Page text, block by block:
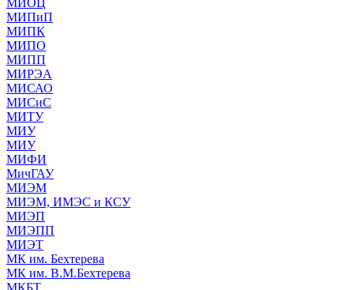
МИПиП
МИПК
МИПО
МИПП
МИРЭА
МИСАО
МИСиС
МИТУ
МИУ
МИУ
МИФИ
МичГАУ
МИЭМ
МИЭМ, ИМЭС и КСУ
МИЭП
МИЭПП
МИЭТ
МК им. Бехтерева
МК им. В.М.Бехтерева
МКБТ